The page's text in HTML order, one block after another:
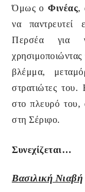
Όμως οΦινέας,
να παντρευτεί
Περσέα για
βλέμμα,
στρατιώτες
στο πλευρό του,
στη Σέριφο.
Συνεχίζεται…
Βασιλική Νιαβή